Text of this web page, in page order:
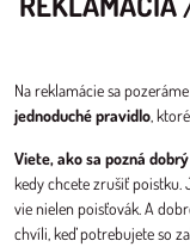
Na reklamácie sa
jednoduché pravidlo ,
Viete, ako sa pozná
kedy chcete zrušiť poistku.
vie nielen poisťovák. A
chvíli, keď potrebujete so